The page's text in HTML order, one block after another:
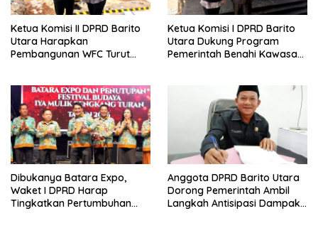
Ketua Komisi II DPRD Barito
Utara Harapkan
Pembangunan WFC Turut
Ketua Komisi I DPRD Barito
Utara Dukung Program
Pemerintah Benahi Kawasan
Dibukanya Batara Expo,
Waket I DPRD Harap
Tingkatkan Pertumbuhan
Anggota DPRD Barito Utara
Dorong Pemerintah Ambil
Langkah Antisipasi Dampak